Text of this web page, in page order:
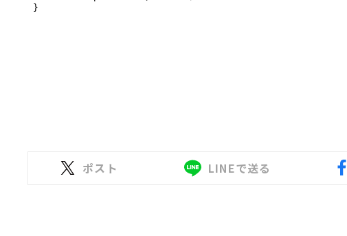
ポスト LINEで送る